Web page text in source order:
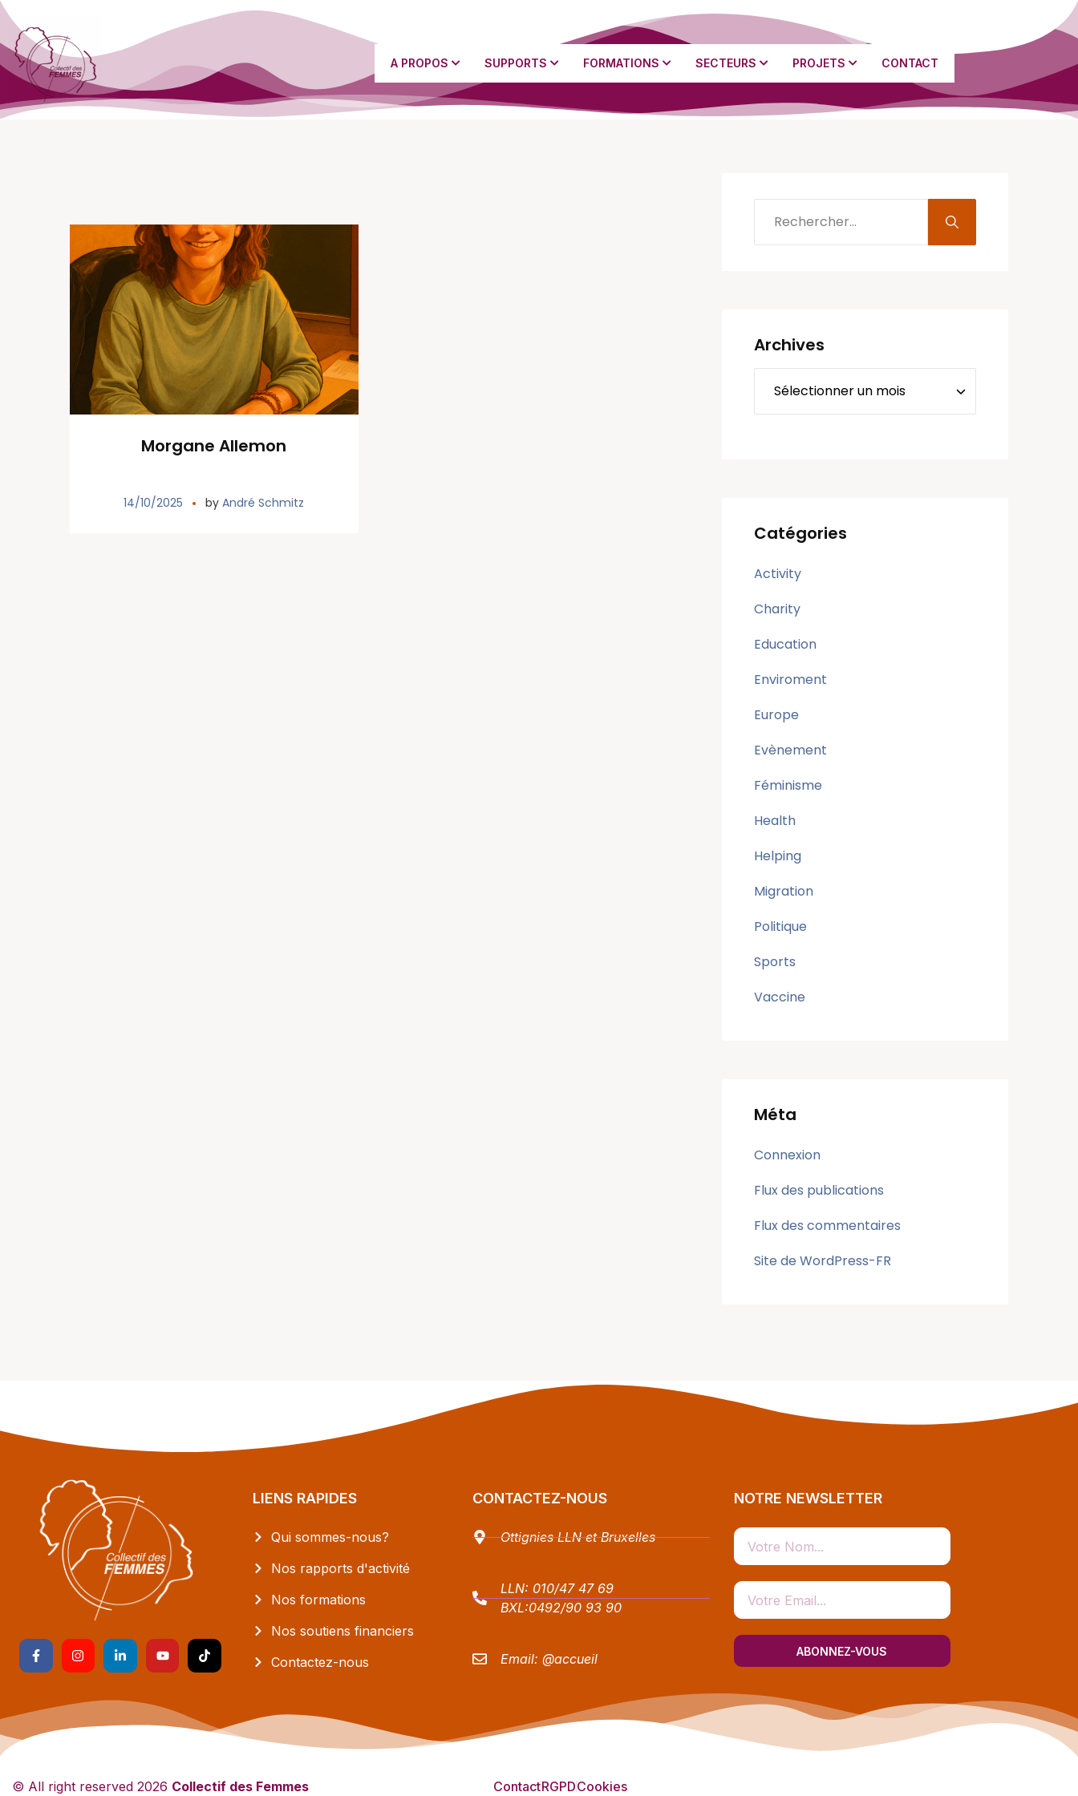
A PROPOS SUPPORTS FORMATIONS SECTEURS PROJETS CONTACT
Morgane Allemon
14/10/2025 byAndré Schmitz
Archives
Catégories
Activity
Charity
Education
Enviroment
Europe
Evènement
Féminisme
Health
Helping
Migration
Politique
Sports
Vaccine
Méta
Connexion
Flux des publications
Flux des commentaires
Site de WordPress-FR
LIENS RAPIDES
Qui sommes-nous?
Nos rapports d'activité
Nos formations
Nos soutiens financiers
Contactez-nous
CONTACTEZ-NOUS
Ottignies LLN et Bruxelles
LLN: 010/47 47 69
BXL:0492/90 93 90
Email:@accueil
NOTRE NEWSLETTER
ABONNEZ-VOUS
© All right reserved 2026 Collectif des Femmes ContactRGPDCookies